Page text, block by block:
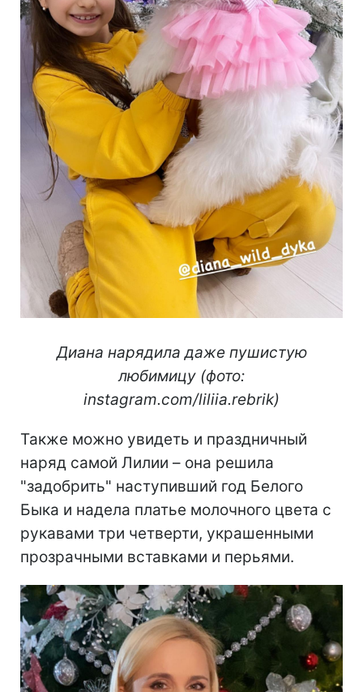
Диана нарядила даже пушистую
любимицу (фото:
instagram.com/liliia.rebrik)
Также можно увидеть и праздничный
наряд самой Лилии – она решила
"задобрить" наступивший год Белого
Быка и надела платье молочного цвета с
рукавами три четверти, украшенными
прозрачными вставками и перьями.